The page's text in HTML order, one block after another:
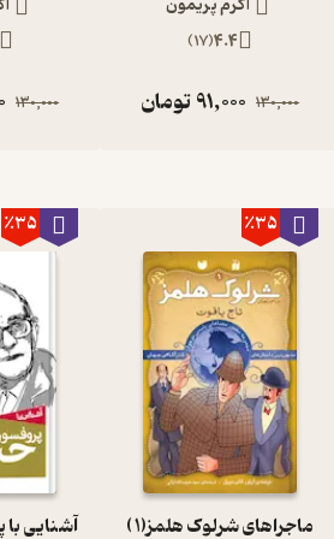
برداشتند، ممکن است افسانه‌هایی دیگر
مختلف قدیمی گرفته‌شده‌اند و معمولاً
این‌ها تصاویر کلی و مشخصی را
را کشف کرد، با مریدهایش جشن
شگفت‌انگیزی برای این نقض قوانین
اکرم پریمون
4.4
(
17
)
130,000
91,000تومان 130,000
٪35
ماجراهای شرلوک هلمز(1 )
٪35
آشنایی